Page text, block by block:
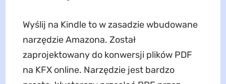
Wyślij na Kindle to w zasadzie wbudowane
narzędzie Amazona. Został
zaprojektowany do konwersji plików PDF
na KFX online. Narzędzie jest bardzo